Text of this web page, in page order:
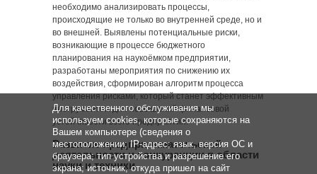
необходимо анализировать процессы,
происходящие не только во внутренней среде, но и
во внешней. Выявлены потенциальные риски,
возникающие в процессе бюджетного
планирования на наукоёмком предприятии,
разработаны мероприятия по снижению их
воздействия, сформирован алгоритм процесса
управления рисками, который станет эффективным
инструментом для повышений финансовой
устойчивости всего предприятия.
Развитие предпринимательской
деятельности и конкуренции в области
науки и техники
Для качественного обслуживания мы
используем cookies, которые сохраняются на
Вашем компьютере (сведения о
местоположении; IP-адрес; язык, версия ОС и
браузера; тип устройства и разрешение его
экрана; источник, откуда пришел на сайт